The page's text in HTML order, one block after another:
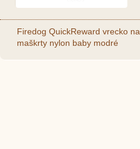
Firedog QuickReward vrecko na
maškrty nylon baby modré